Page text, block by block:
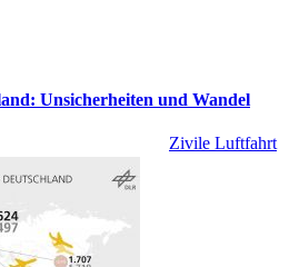
Unsicherheiten und Wandel
Zivile Luftfahrt